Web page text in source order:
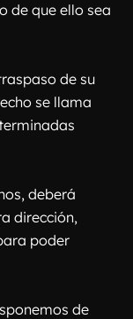
de que ello sea
de su
se llama
deberá
dirección,
poder
de